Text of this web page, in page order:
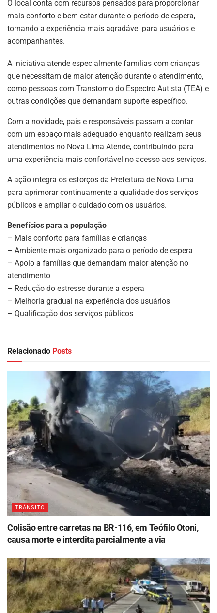
O local conta com recursos pensados para proporcionar
mais conforto e bem-estar durante o período de espera,
tornando a experiência mais agradável para usuários e
acompanhantes.
A iniciativa atende especialmente famílias com crianças
que necessitam de maior atenção durante o atendimento,
como pessoas com Transtorno do Espectro Autista (TEA) e
outras condições que demandam suporte específico.
Com a novidade, pais e responsáveis passam a contar
com um espaço mais adequado enquanto realizam seus
atendimentos no Nova Lima Atende, contribuindo para
uma experiência mais confortável no acesso aos serviços.
A ação integra os esforços da Prefeitura de Nova Lima
para aprimorar continuamente a qualidade dos serviços
públicos e ampliar o cuidado com os usuários.
Benefícios para a população
– Mais conforto para famílias e crianças
– Ambiente mais organizado para o período de espera
– Apoio a famílias que demandam maior atenção no
atendimento
– Redução do estresse durante a espera
– Melhoria gradual na experiência dos usuários
– Qualificação dos serviços públicos
Relacionado Posts
TRÂNSITO
Colisão entre carretas na BR-116, em Teófilo Otoni,
causa morte e interdita parcialmente a via